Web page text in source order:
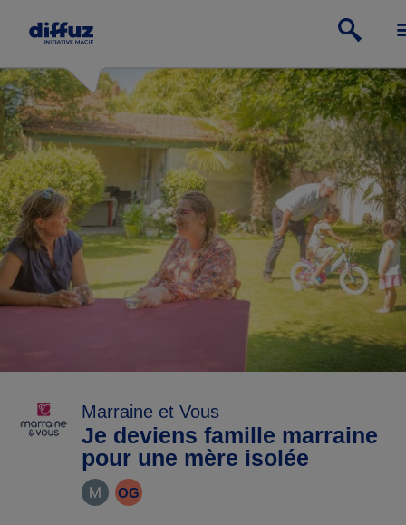
Marraine et Vous
Je deviens famille marraine
pour une mère isolée
OG